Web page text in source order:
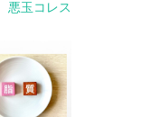
悪玉コレス